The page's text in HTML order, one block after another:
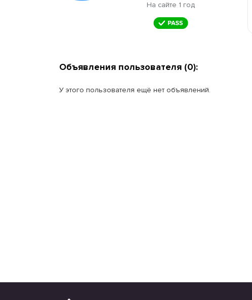
На сайте 1 год
Объявления пользователя (0):
У этого пользователя ещё нет объявлений.